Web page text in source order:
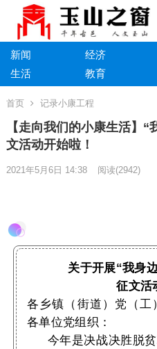
新闻 经济
生活
教育
首页 记录小康工程
【走向我们的小康生活】
文活动开始啦！
2021年5月6日 14:38 阅读(2942)
关于开展“我身
征文活
各乡镇（街道）党（工
各单位党组织：
今年是决战决胜脱